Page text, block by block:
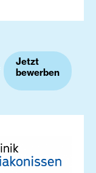
Jetzt
bewerben